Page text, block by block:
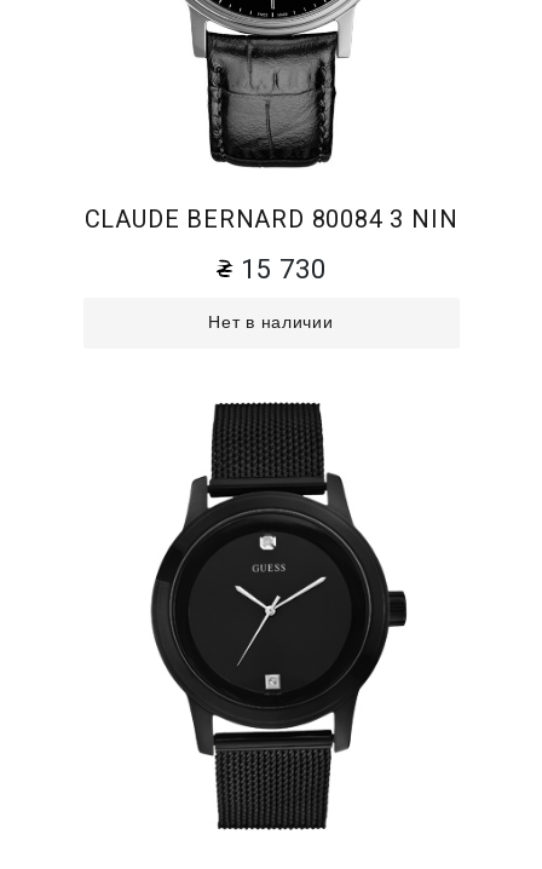
CLAUDE BERNARD 80084 3 NIN
15 730
Нет в наличии